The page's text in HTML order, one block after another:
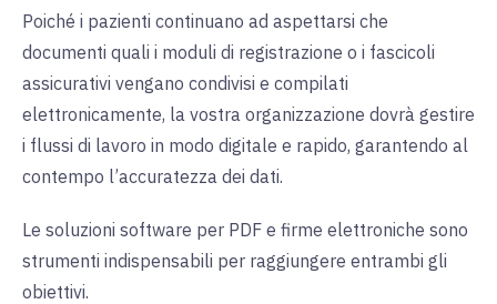
Poiché i pazienti continuano ad aspettarsi che
documenti quali i moduli di registrazione o i fascicoli
assicurativi vengano condivisi e compilati
elettronicamente, la vostra organizzazione dovrà gestire
i flussi di lavoro in modo digitale e rapido, garantendo al
contempo l’accuratezza dei dati.
Le soluzioni software per PDF e firme elettroniche sono
strumenti indispensabili per raggiungere entrambi gli
obiettivi.